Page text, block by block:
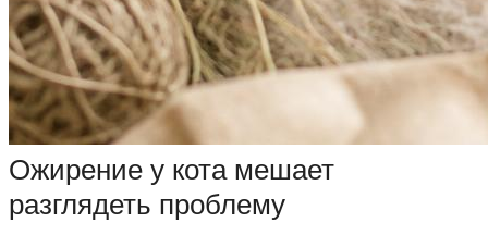
Ожирение у кота мешает
разглядеть проблему